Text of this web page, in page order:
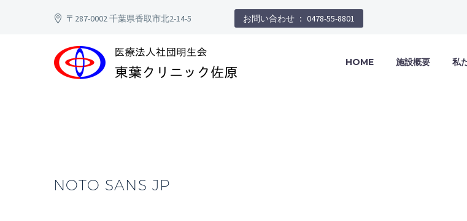
〒287-0002 千葉県香取市北2-14-5 お問い合わせ ： 0478-55-8801
HOME 施設概要 私
NOTO SANS JP